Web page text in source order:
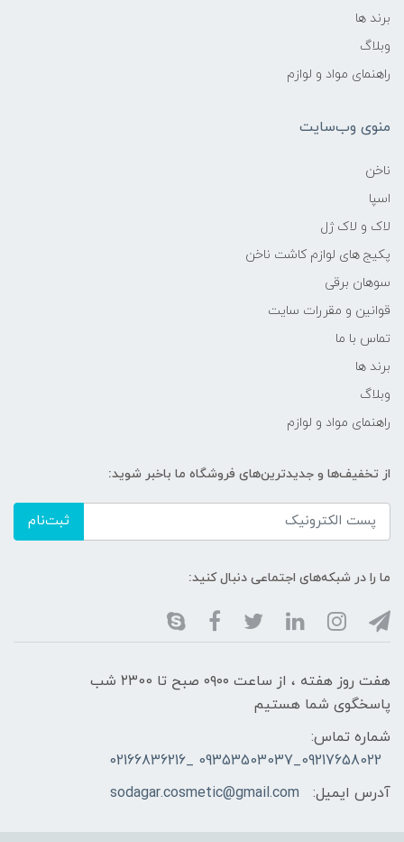
برند ها
وبلاگ
راهنمای مواد و لوازم
منوی وب‌سایت
ناخن
اسپا
لاک و لاک ژل
پکیج های لوازم کاشت ناخن
سوهان برقی
قوانین و مقررات سایت
تماس با ما
برند ها
وبلاگ
راهنمای مواد و لوازم
از تخفیف‌ها و جدیدترین‌های فروشگاه ما باخبر شوید:
ثبت‌نام
ما را در شبکه‌های اجتماعی دنبال کنید:
هفت روز هفته ، از ساعت ۰۹۰۰ صبح تا ۲۳00 شب
پاسخگوی شما هستیم
شماره تماس:
09217658022_09353503037 _02166836216
آدرس ایمیل:
sodagar.cosmetic@gmail.com